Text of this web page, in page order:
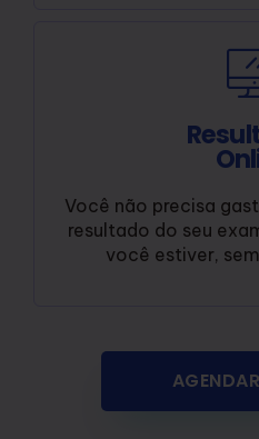
Você não precisa
resultado do seu
você estiver,